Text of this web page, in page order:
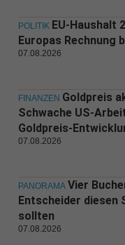
POLITIK EU-Haushalt
Europas Rechnung
07.08.2026
FINANZEN Goldpreis
Schwache US-
Goldpreis-
07.08.2026
PANORAMA Vier
Entscheider diesen
sollten
07.08.2026